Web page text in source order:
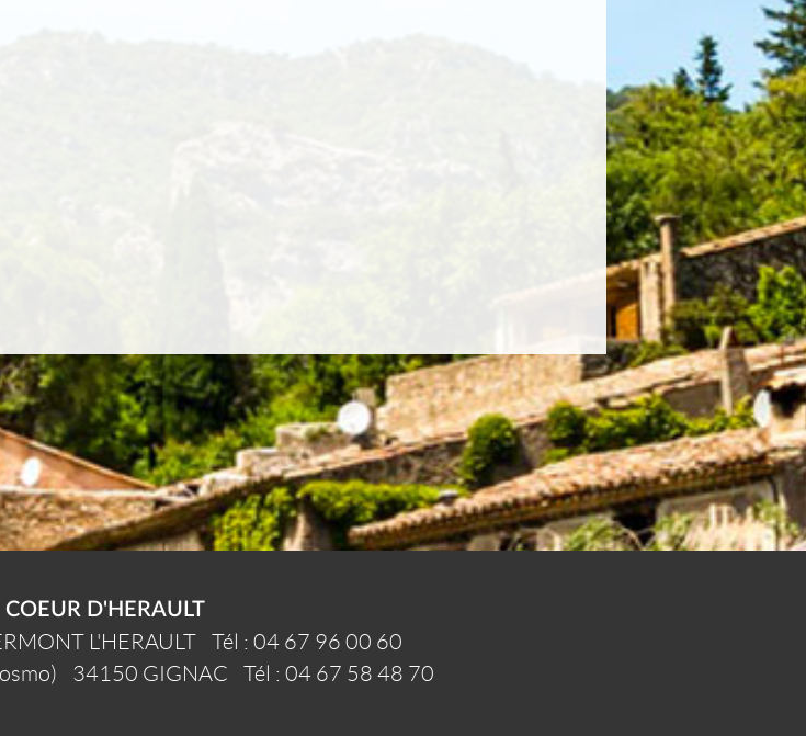
COEUR D'HERAULT
L'HERAULT Tél : 04 67 96 00 60
34150 GIGNAC Tél : 04 67 58 48 70